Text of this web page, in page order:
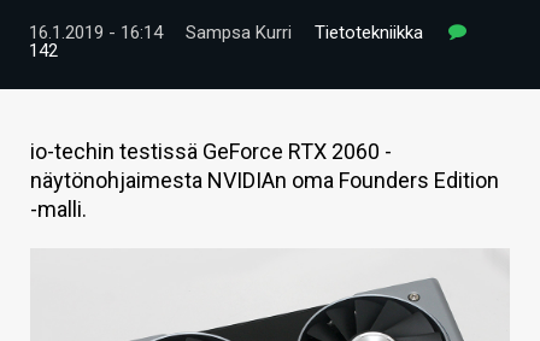
VIDEOT
HINTA.FI
KAUPPA
16.1.2019 - 16:14 Sampsa Kurri
Tietotekniikka
142
io-techin testissä GeForce RTX 2060 -
näytönohjaimesta NVIDIAn oma Founders Edition
-malli.